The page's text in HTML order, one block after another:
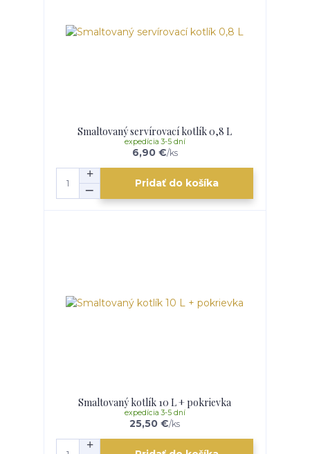
Smaltovaný servírovací kotlík 0,8 L
6,90 €/ks
expedícia 3-5 dní
Pridať do košíka
Smaltovaný kotlík 10 L + pokrievka
25,50 €/ks
expedícia 3-5 dní